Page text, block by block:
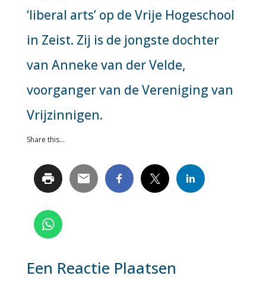
‘liberal arts’ op de Vrije Hogeschool
in Zeist. Zij is de jongste dochter
van Anneke van der Velde,
voorganger van de Vereniging van
Vrijzinnigen.
Share this...
Een Reactie Plaatsen